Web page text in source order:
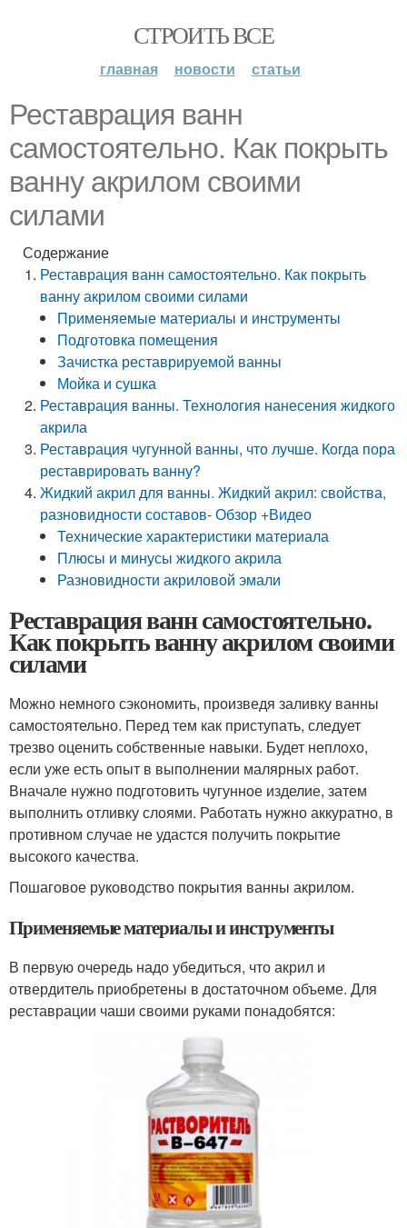
СТРОИТЬ ВСЕ
главная новости статьи
Реставрация ванн
самостоятельно. Как покрыть
ванну акрилом своими
силами
Содержание
Реставрация ванн самостоятельно. Как покрыть
ванну акрилом своими силами
Применяемые материалы и инструменты
Подготовка помещения
Зачистка реставрируемой ванны
Мойка и сушка
Реставрация ванны. Технология нанесения жидкого
акрила
Реставрация чугунной ванны, что лучше. Когда пора
реставрировать ванну?
Жидкий акрил для ванны. Жидкий акрил: свойства,
разновидности составов- Обзор +Видео
Технические характеристики материала
Плюсы и минусы жидкого акрила
Разновидности акриловой эмали
Реставрация ванн самостоятельно.
Как покрыть ванну акрилом своими
силами
Можно немного сэкономить, произведя заливку ванны
самостоятельно. Перед тем как приступать, следует
трезво оценить собственные навыки. Будет неплохо,
если уже есть опыт в выполнении малярных работ.
Вначале нужно подготовить чугунное изделие, затем
выполнить отливку слоями. Работать нужно аккуратно, в
противном случае не удастся получить покрытие
высокого качества.
Пошаговое руководство покрытия ванны акрилом.
Применяемые материалы и инструменты
В первую очередь надо убедиться, что акрил и
отвердитель приобретены в достаточном объеме. Для
реставрации чаши своими руками понадобятся: